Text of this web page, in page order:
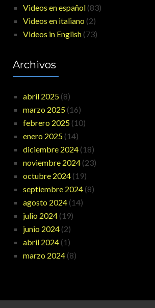
Videos en español (83)
Videos en italiano (2)
Videos in English (73)
Archivos
abril 2025 (8)
marzo 2025 (16)
febrero 2025 (10)
enero 2025 (14)
diciembre 2024 (18)
noviembre 2024 (23)
octubre 2024 (19)
septiembre 2024 (8)
agosto 2024 (14)
julio 2024 (19)
junio 2024 (2)
abril 2024 (1)
marzo 2024 (8)